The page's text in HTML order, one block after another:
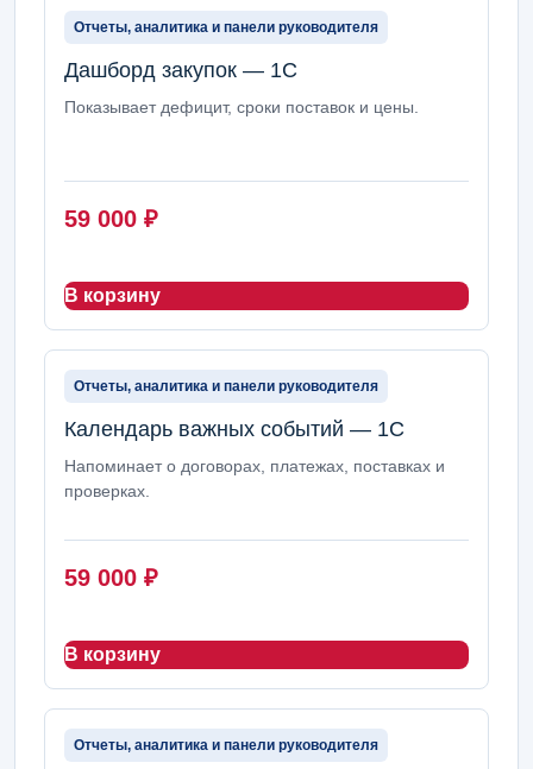
Отчеты, аналитика и панели руководителя
Дашборд закупок — 1С
Показывает дефицит, сроки поставок и цены.
59 000 ₽
В корзину
Отчеты, аналитика и панели руководителя
Календарь важных событий — 1С
Напоминает о договорах, платежах, поставках и
проверках.
59 000 ₽
В корзину
Отчеты, аналитика и панели руководителя